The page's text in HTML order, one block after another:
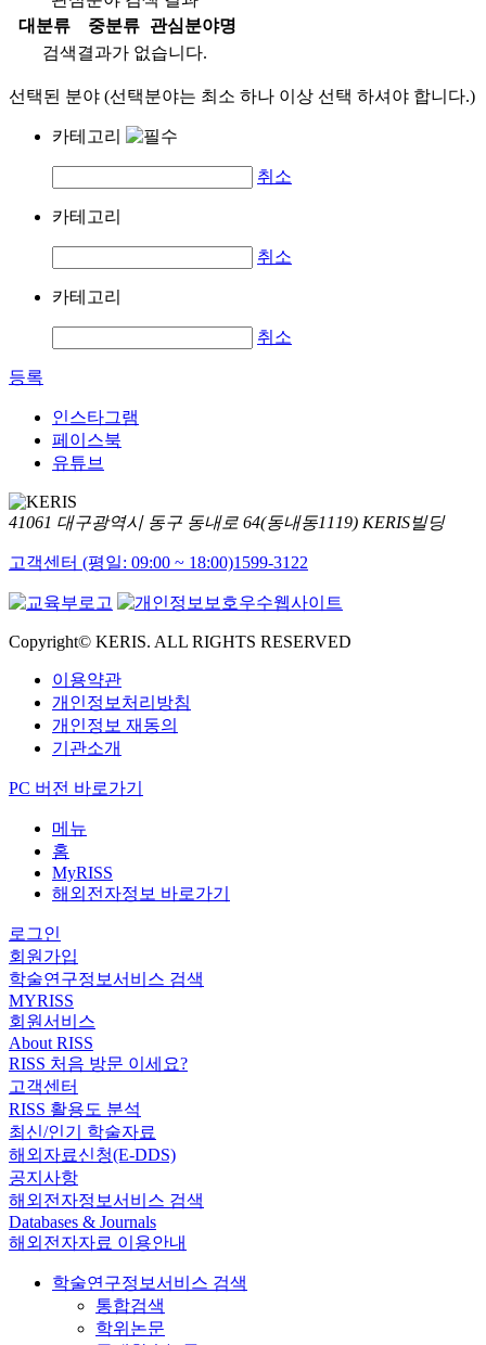
대분류
중분류
관심분야명
검색결과가 없습니다.
선택된 분야 (선택분야는 최소 하나 이상 선택 하셔야 합니다.)
카테고리
취소
카테고리
취소
카테고리
취소
등록
인스타그램
페이스북
유튜브
41061 대구광역시 동구 동내로 64(동내동1119) KERIS빌딩
고객센터 (평일: 09:00 ~ 18:00)1599-3122
Copyright© KERIS. ALL RIGHTS RESERVED
이용약관
개인정보처리방침
개인정보 재동의
기관소개
PC 버전 바로가기
메뉴
홈
MyRISS
해외전자정보 바로가기
로그인
회원가입
학술연구정보서비스 검색
MYRISS
회원서비스
About RISS
RISS 처음 방문 이세요?
고객센터
RISS 활용도 분석
최신/인기 학술자료
해외자료신청(E-DDS)
공지사항
해외전자정보서비스 검색
Databases & Journals
해외전자자료 이용안내
학술연구정보서비스 검색
통합검색
학위논문